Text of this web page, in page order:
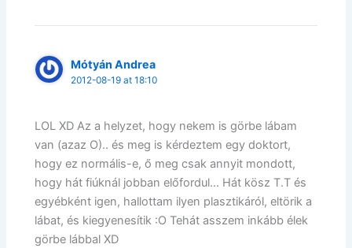
Mótyán Andrea
2012-08-19 at 18:10
LOL XD Az a helyzet, hogy nekem is görbe lábam
van (azaz O).. és meg is kérdeztem egy doktort,
hogy ez normális-e, ő meg csak annyit mondott,
hogy hát fiúknál jobban előfordul… Hát kösz T.T és
egyébként igen, hallottam ilyen plasztikáról, eltörik a
lábat, és kiegyenesítik :O Tehát asszem inkább élek
görbe lábbal XD